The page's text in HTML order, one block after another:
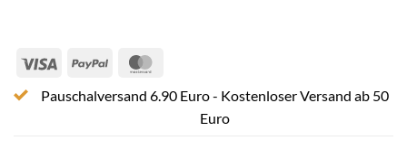
Visa PayPal
Pauschalversand 6.90 Euro - Kostenloser Versand ab 50
Euro